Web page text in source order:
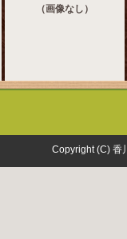
（画像なし）
Copyright (C) 香